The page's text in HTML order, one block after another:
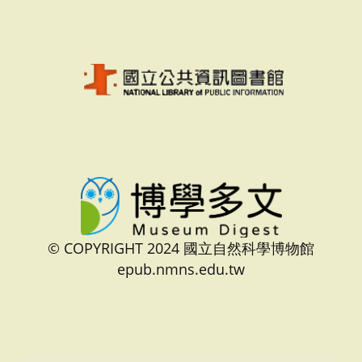
© COPYRIGHT 2024 國立自然科學博物館
epub.nmns.edu.tw